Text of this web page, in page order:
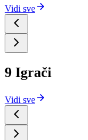
Vidi sve
9 Igrači
Vidi sve